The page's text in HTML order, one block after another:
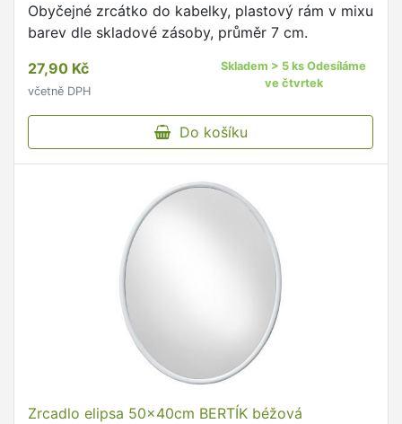
Obyčejné zrcátko do kabelky, plastový rám v mixu
barev dle skladové zásoby, průměr 7 cm.
27,90 Kč
včetně DPH
Skladem > 5 ks Odesíláme
ve čtvrtek
Do košíku
Zrcadlo elipsa 50x40cm BERTÍK béžová